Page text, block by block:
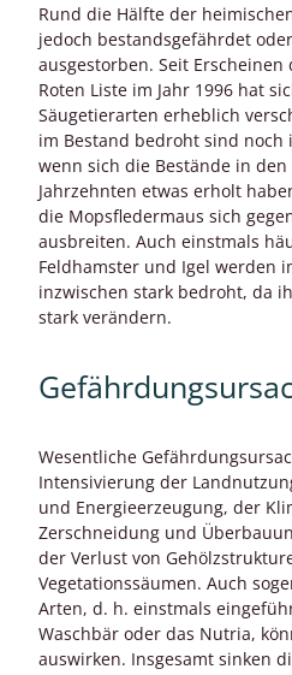
Rund die Hälfte der
jedoch bestandsgefährdet
ausgestorben. Seit
Roten Liste im Jahr 1996 hat
Säugetierarten erheblich
im Bestand bedroht sind noch
wenn sich die Bestände in
Jahrzehnten etwas erholt
die Mopsfledermaus sich
ausbreiten. Auch einstmals
Feldhamster und Igel werden
inzwischen stark bedroht, da
stark verändern.
Wesentliche
Intensivierung der
und Energieerzeugung, der
Zerschneidung und
der Verlust von
Vegetationssäumen. Auch
Arten, d. h. einstmals
Waschbär oder das Nutria,
auswirken. Insgesamt sinken